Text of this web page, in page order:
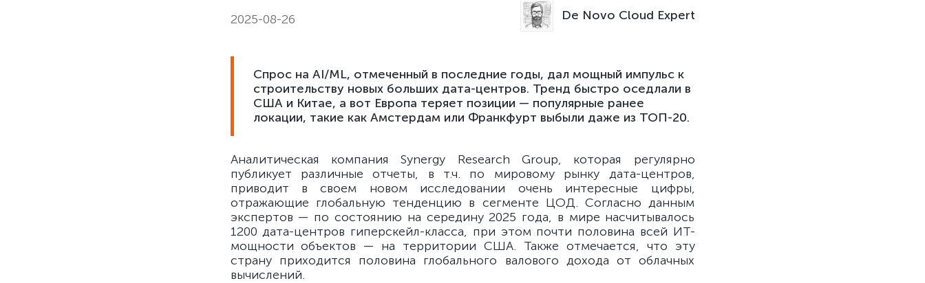
2025-08-26 De Novo Cloud Expert
Спрос на AI/ML, отмеченный в последние годы, дал мощный импульс к
строительству новых больших дата-центров. Тренд быстро оседлали в
США и Китае, а вот Европа теряет позиции — популярные ранее
локации, такие как Амстердам или Франкфурт выбыли даже из ТОП-20.
Аналитическая компания Synergy Research Group, которая регулярно
публикует различные отчеты, в т.ч. по мировому рынку дата-центров,
приводит в своем новом исследовании очень интересные цифры,
отражающие глобальную тенденцию в сегменте ЦОД. Согласно данным
экспертов — по состоянию на середину 2025 года, в мире насчитывалось
1200 дата-центров гиперскейл-класса, при этом почти половина всей ИТ-
мощности объектов — на территории США. Также отмечается, что эту
страну приходится половина глобального валового дохода от облачных
вычислений.